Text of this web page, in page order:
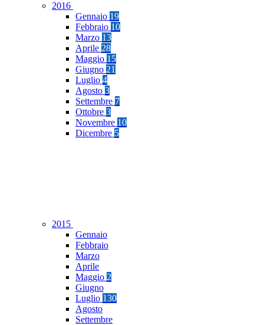
2016
Gennaio 19
Febbraio 10
Marzo 13
Aprile 28
Maggio 15
Giugno 21
Luglio 4
Agosto 3
Settembre 7
Ottobre 3
Novembre 10
Dicembre 5
2015
Gennaio
Febbraio
Marzo
Aprile
Maggio 2
Giugno
Luglio 130
Agosto
Settembre